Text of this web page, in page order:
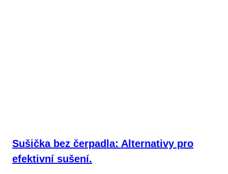
Sušička bez čerpadla: Alternativy pro
efektivní sušení.